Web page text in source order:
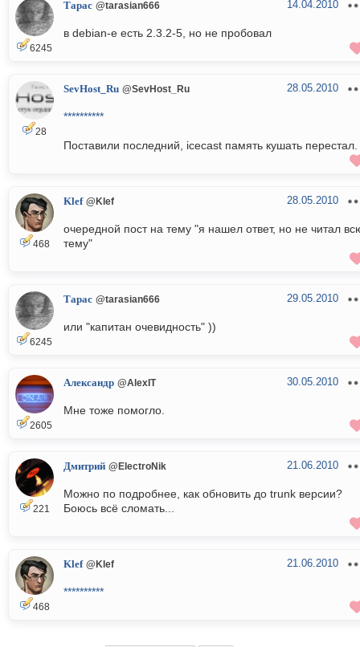
6245
Тарас @tarasian666 14.04.2010
в debian-e есть 2.3.2-5, но не пробовал
28
SevHost_Ru @SevHost_Ru 28.05.2010
**********
Поставили последний, icecast память кушать перестал.
468
Klef @Klef 28.05.2010
очередной пост на тему "я нашел ответ, но не читал
тему"
6245
Тарас @tarasian666 29.05.2010
или "капитан очевидность" ))
2605
Александр @AlexIT 30.05.2010
Мне тоже помогло.
221
Дмитрий @ElectroNik 21.06.2010
Можно по подробнее, как обновить до trunk версии?
Боюсь всё сломать...
468
Klef @Klef 21.06.2010
**********